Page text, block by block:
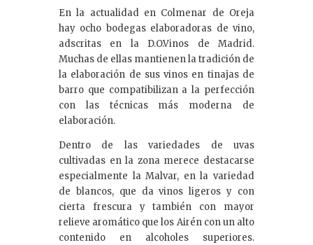
En la actualidad en Colmenar de Oreja
hay ocho bodegas elaboradoras de vino,
adscritas en la D.O.Vinos de Madrid.
Muchas de ellas mantienen la tradición de
la elaboración de sus vinos en tinajas de
barro que compatibilizan a la perfección
con las técnicas más moderna de
elaboración.
Dentro de las variedades de uvas
cultivadas en la zona merece destacarse
especialmente la Malvar, en la variedad
de blancos, que da vinos ligeros y con
cierta frescura y también con mayor
relieve aromático que los Airén con un alto
contenido en alcoholes superiores.